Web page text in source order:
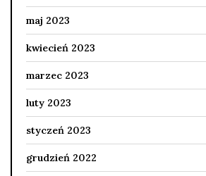
maj 2023
kwiecień 2023
marzec 2023
luty 2023
styczeń 2023
grudzień 2022